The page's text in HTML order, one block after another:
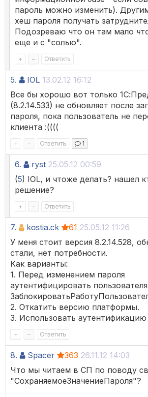
пароль можно изменить).
хеш пароля получать
Подозреваю что он там мало
еще и с "солью".
+ – Ответить
5. IOL 13.02.12 16:12
Все бы хорошо вот только
(8.2.14.533) не обновляет после
пароля, пока пользователь не
клиента :((((
+ – Ответить 1
6. ryst 25.05.12 00:59
(5) IOL, и чтоже делать? нашел
решение?
+ – Ответить
7. kostia.ck 61 25.05.12 11:26
У меня стоит версия 8.2.14.528,
стали, нет потребности.
Как варианты:
1. Перед изменением пароля
аутентифицировать
2. Откатить версию платформы.
3. Использовать аутентификацию
+ – Ответить
8. Spacer 363 26.11.12 14:03
Что мы читаем в СП по поводу
"СохраняемоеЗначениеПароля"?